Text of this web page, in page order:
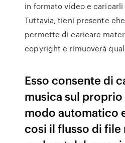
in formato video e
Tuttavia, tieni presente
permette di caricare
copyright e rimuoverà
Esso consente di
musica sul
modo automatico
cosi il flusso di file